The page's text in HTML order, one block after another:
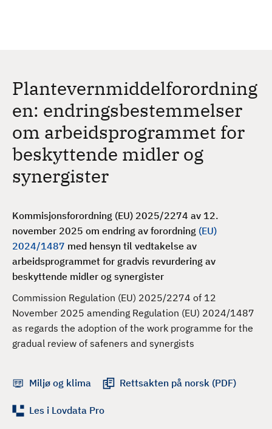
Plantevernmiddelforordning
en: endringsbestemmelser
om arbeidsprogrammet for
beskyttende midler og
synergister
Kommisjonsforordning (EU) 2025/2274 av 12.
november 2025 om endring av forordning (EU)
2024/1487 med hensyn til vedtakelse av
arbeidsprogrammet for gradvis revurdering av
beskyttende midler og synergister
Commission Regulation (EU) 2025/2274 of 12
November 2025 amending Regulation (EU) 2024/1487
as regards the adoption of the work programme for the
gradual review of safeners and synergists
Miljø og klima Rettsakten på norsk (PDF)
Les i Lovdata Pro